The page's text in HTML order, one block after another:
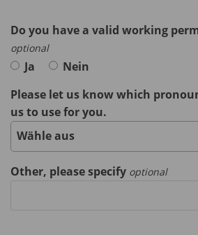
Do you have a valid working
optional
Ja
Nein
Please let us know which
us to use for you.
Wähle aus
Other, please specify optional